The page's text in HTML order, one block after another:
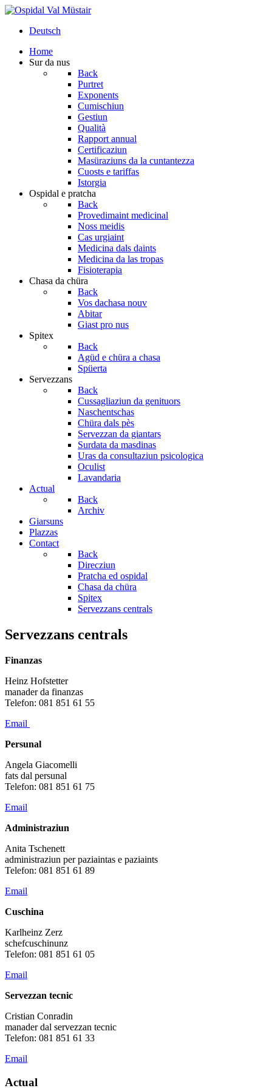
Deutsch
Home
Sur da nus
Back
Purtret
Exponents
Cumischiun
Gestiun
Qualità
Rapport annual
Certificaziun
Masüraziuns da la cuntantezza
Cuosts e tariffas
Istorgia
Ospidal e pratcha
Back
Provedimaint medicinal
Noss meidis
Cas urgiaint
Medicina dals daints
Medicina da las tropas
Fisioterapia
Chasa da chüra
Back
Vos dachasa nouv
Abitar
Giast pro nus
Spitex
Back
Agüd e chüra a chasa
Spüerta
Servezzans
Back
Cussagliaziun da genituors
Naschentschas
Chüra dals pès
Servezzan da giantars
Surdata da masdinas
Uras da consultaziun psicologica
Oculist
Lavandaria
Actual
Back
Archiv
Giarsuns
Plazzas
Contact
Back
Direcziun
Pratcha ed ospidal
Chasa da chüra
Spitex
Servezzans centrals
Servezzans centrals
Finanzas
Heinz Hofstetter
manader da finanzas
Telefon: 081 851 61 55
Email
Persunal
Angela Giacomelli
fats dal persunal
Telefon: 081 851 61 75
Email
Administraziun
Anita Tschenett
administraziun per paziaintas e paziaints
Telefon: 081 851 61 89
Email
Cuschina
Karlheinz Zerz
schefcuschinunz
Telefon: 081 851 61 05
Email
Servezzan tecnic
Cristian Conradin
manader dal servezzan tecnic
Telefon: 081 851 61 33
Email
Actual